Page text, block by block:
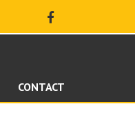
CONTACT